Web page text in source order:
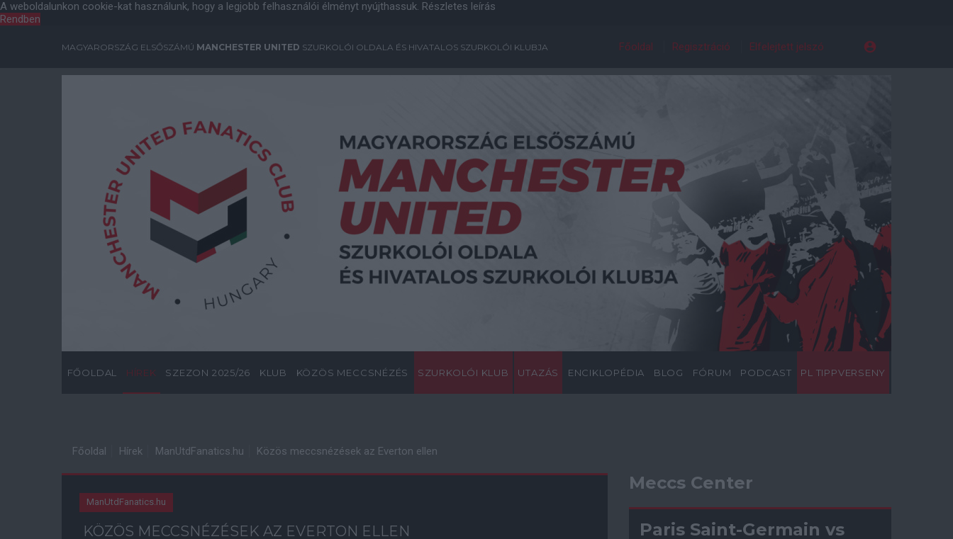
A weboldalunkon cookie-kat használunk, hogy a legjobb felhasználói élményt nyújthassuk. Részletes leírás
Rendben
MAGYARORSZÁG ELSŐSZÁMÚ MANCHESTER UNITED SZURKOLÓI OLDALA ÉS HIVATALOS SZURKOLÓI KLUBJA Főoldal Regisztráció Elfelejtett jelszó
FŐOLDAL HÍREK SZEZON 2025/26 KLUB KÖZÖS MECCSNÉZÉS SZURKOLÓI KLUB UTAZÁS ENCIKLOPÉDIA BLOG FÓRUM PODCAST PL TIPPVERSENY
Főoldal Hírek ManUtdFanatics.hu Közös meccsnézések az Everton ellen
ManUtdFanatics.hu
KÖZÖS MECCSNÉZÉSEK AZ EVERTON ELLEN
Meccs Center
Paris Saint-Germain vs